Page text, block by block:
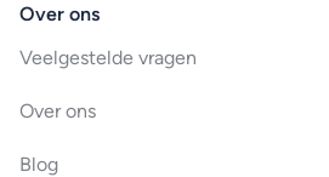
Over ons
Veelgestelde vragen
Over ons
Blog